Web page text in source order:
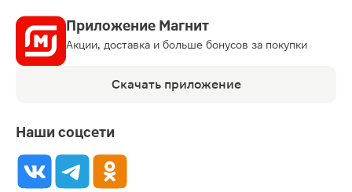
Приложение Магнит
Акции, доставка и больше бонусов за покупки
Скачать приложение
Наши соцсети